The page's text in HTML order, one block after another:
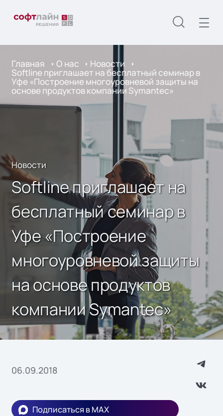
Главная О нас Новости
Softline приглашает на бесплатный семинар в
Уфе «Построение многоуровневой защиты на
основе продуктов компании Symantec»
Новости
Softline приглашает на
бесплатный семинар в
Уфе «Построение
многоуровневой защиты
на основе продуктов
компании Symantec»
06.09.2018
Подписаться в MAX